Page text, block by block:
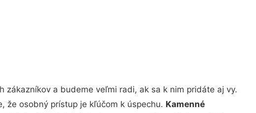
zákazníkov a budeme veľmi radi, ak sa k nim pridáte aj vy.
že osobný prístup je kľúčom k úspechu. Kamenné